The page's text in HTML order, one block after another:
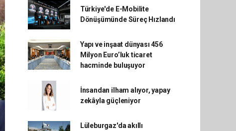
Türkiye'de E-Mobilite
Dönüşümünde Süreç Hızlandı
Yapı ve inşaat dünyası 456
Milyon Euro’luk ticaret
hacminde buluşuyor
İnsandan ilham alıyor, yapay
zekâyla güçleniyor
Lüleburgaz'da akıllı